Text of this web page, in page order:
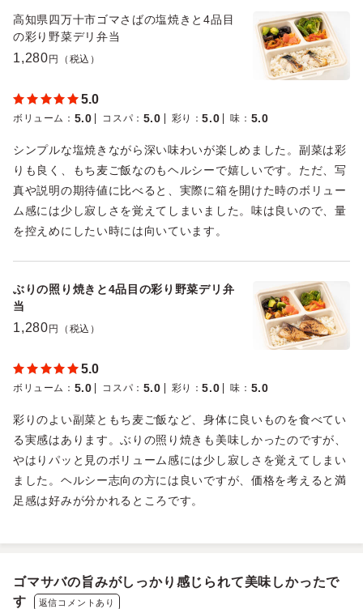
高知県四万十市ゴマさばの塩焼きと4品目
の彩り野菜デリ弁当
1,280円（税込）
5.0
ボリューム ： 5.0 コスパ ： 5.0 彩り ：5.0 味 ： 5.0
シンプルな塩焼きながら深い味わいが楽しめました。副菜は彩
りも良く、もち麦ご飯なのもヘルシーで嬉しいです。ただ、写
真や説明の期待値に比べると、実際に箱を開けた時のボリュー
ム感には少し寂しさを覚えてしまいました。味は良いので、量
を控えめにしたい時には向いています。
ぶりの照り焼きと4品目の彩り野菜デリ弁
当
1,280円（税込）
5.0
ボリューム ： 5.0 コスパ ： 5.0 彩り ：5.0 味 ： 5.0
彩りのよい副菜ともち麦ご飯など、身体に良いものを食べてい
る実感はあります。ぶりの照り焼きも美味しかったのですが、
やはりパッと見のボリューム感には少し寂しさを覚えてしまい
ました。ヘルシー志向の方には良いですが、価格を考えると満
足感は好みが分かれるところです。
ゴマサバの旨みがしっかり感じられて美味しかったで
す
返信コメントあり